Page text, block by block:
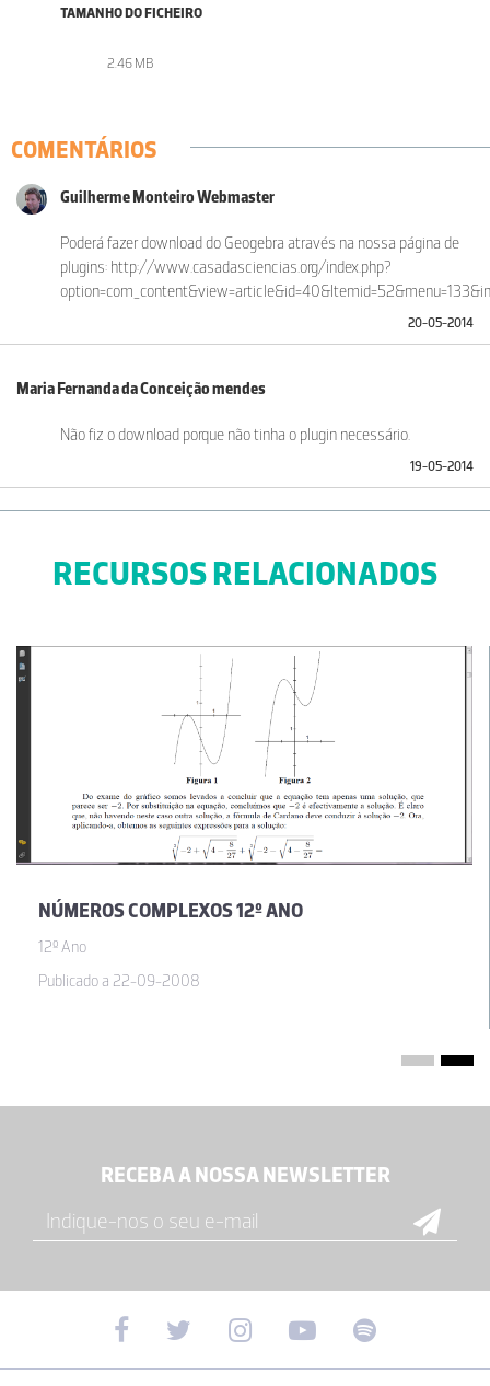
TAMANHO DO FICHEIRO
2.46 MB
COMENTÁRIOS
Guilherme Monteiro Webmaster
Poderá fazer download do Geogebra através na nossa página de
plugins: http://www.casadasciencias.org/index.php?
20-05-2014
Maria Fernanda da Conceição mendes
Não fiz o download porque não tinha o plugin necessário.
19-05-2014
RECURSOS RELACIONADOS
NÚMEROS COMPLEXOS 12º ANO
12º Ano
Publicado a 22-09-2008
RECEBA A NOSSA NEWSLETTER